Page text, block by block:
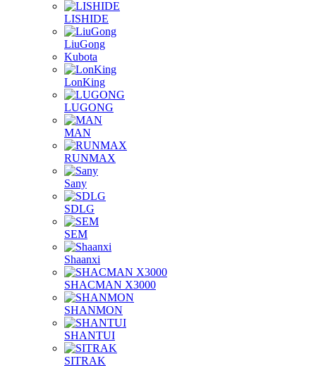
LISHIDE
LiuGong
Kubota
LonKing
LUGONG
MAN
RUNMAX
Sany
SDLG
SEM
Shaanxi
SHACMAN X3000
SHANMON
SHANTUI
SITRAK